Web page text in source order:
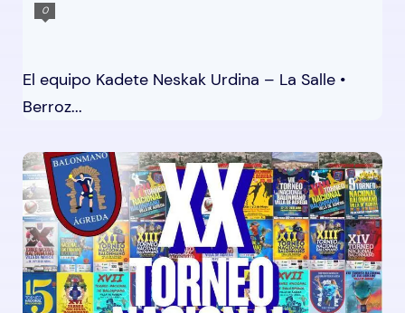
0
El equipo Kadete Neskak Urdina – La Salle •
Berroz...